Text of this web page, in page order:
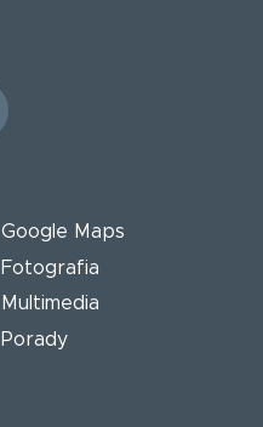
Google Maps
Fotografia
Multimedia
Porady